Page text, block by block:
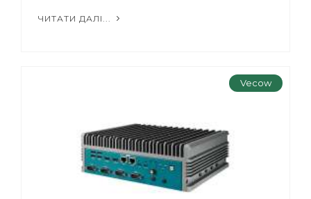
ЧИТАТИ ДАЛІ...
Vecow